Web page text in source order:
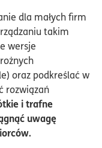
dla małych firm
takim
wersje
oraz podkreślać w
rozwiązań
i trafne
uwagę